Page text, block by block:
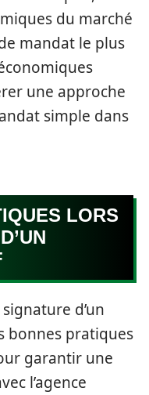
du marché
mandat le plus
une approche
simple dans
LORS
d’un
bonnes pratiques
garantir une
l’agence